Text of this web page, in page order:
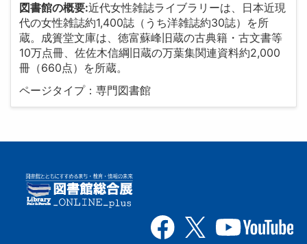
図書館の概要:近代女性雑誌ライブラリーは、日本近現
代の女性雑誌約1,400誌（うち洋雑誌約30誌）を所
蔵。成簣堂文庫は、徳富蘇峰旧蔵の古典籍・古文書等
10万点冊、佐佐木信綱旧蔵の万葉集関連資料約2,000
冊（660点）を所蔵。
ページタイプ：専門図書館